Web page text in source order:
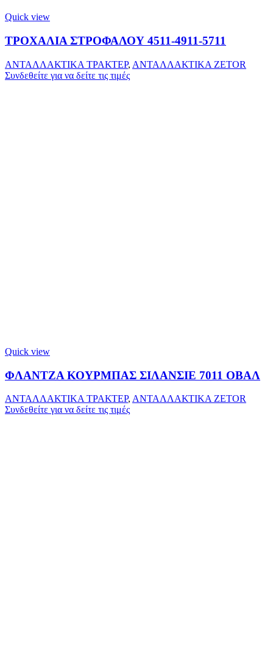
Quick view
ΤΡΟΧΑΛΙΑ ΣΤΡΟΦΑΛΟΥ 4511-4911-5711
ΑΝΤΑΛΛΑΚΤΙΚΑ ΤΡΑΚΤΕΡ, ΑΝΤΑΛΛΑΚΤΙΚΑ ZETOR
Συνδεθείτε για να δείτε τις τιμές
Quick view
ΦΛΑΝΤΖΑ ΚΟΥΡΜΠΑΣ ΣΙΛΑΝΣΙΕ 7011 ΟΒΑΛ
ΑΝΤΑΛΛΑΚΤΙΚΑ ΤΡΑΚΤΕΡ, ΑΝΤΑΛΛΑΚΤΙΚΑ ZETOR
Συνδεθείτε για να δείτε τις τιμές